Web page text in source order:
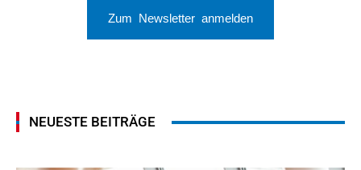
Zum Newsletter anmelden
NEUESTE BEITRÄGE